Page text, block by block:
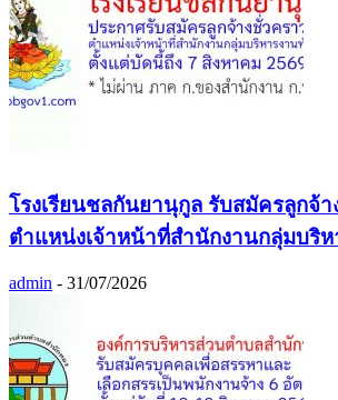
โรงเรียนชลกันยานุกูล รับสมัครลูกจ้
ตำแหน่งเจ้าหน้าที่สำนักงานกลุ่มบริห
admin - 31/07/2026